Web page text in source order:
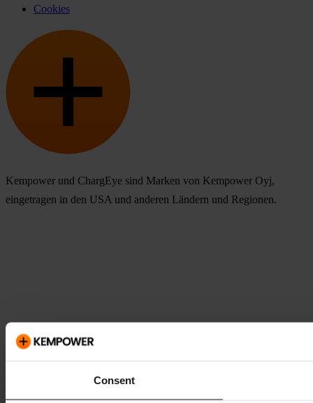
Consent
Cookies
Kempower und ChargEye sind Marken von Kempower Oyj,
eingetragen in den USA und anderen Ländern und Regionen.